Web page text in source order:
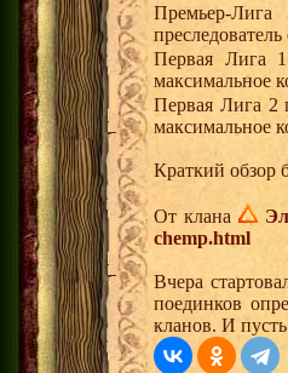
Премьер-
преследователь
Первая Лига
максимальное
Первая Лига 2
максимальное
Краткий обзор
От клана
chemp.html
Вчера
поединков
кланов. И